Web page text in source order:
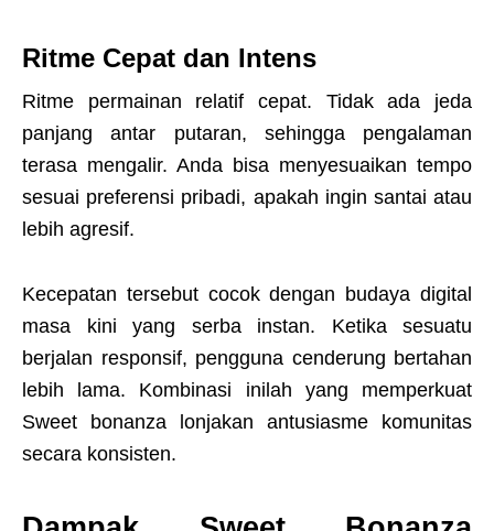
Ritme Cepat dan Intens
Ritme permainan relatif cepat. Tidak ada jeda
panjang antar putaran, sehingga pengalaman
terasa mengalir. Anda bisa menyesuaikan tempo
sesuai preferensi pribadi, apakah ingin santai atau
lebih agresif.
Kecepatan tersebut cocok dengan budaya digital
masa kini yang serba instan. Ketika sesuatu
berjalan responsif, pengguna cenderung bertahan
lebih lama. Kombinasi inilah yang memperkuat
Sweet bonanza lonjakan antusiasme komunitas
secara konsisten.